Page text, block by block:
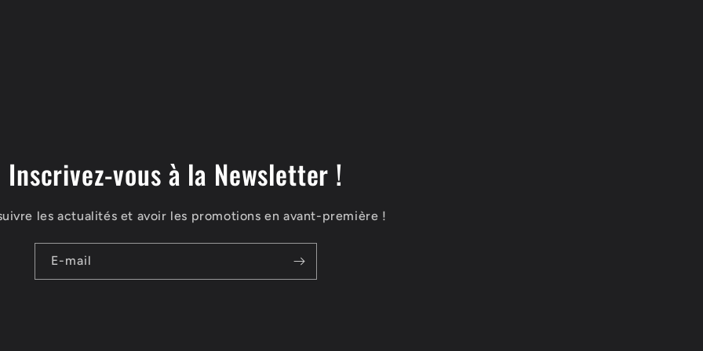
Inscrivez-vous à la Newsletter !
les actualités et avoir les promotions en avant-première !
E-mail